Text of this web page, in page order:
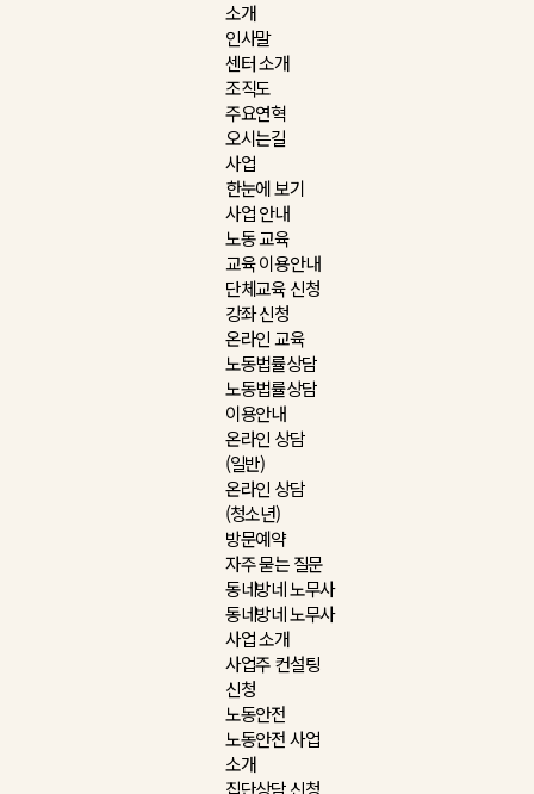
소개
인사말
센터 소개
조직도
주요연혁
오시는길
사업
한눈에 보기
사업 안내
노동 교육
교육 이용안내
단체교육 신청
강좌 신청
온라인 교육
노동법률상담
노동법률상담
이용안내
온라인 상담
(일반)
온라인 상담
(청소년)
방문예약
자주 묻는 질문
동네방네 노무사
동네방네 노무사
사업 소개
사업주 컨설팅
신청
노동안전
노동안전 사업
소개
집단상담 신청